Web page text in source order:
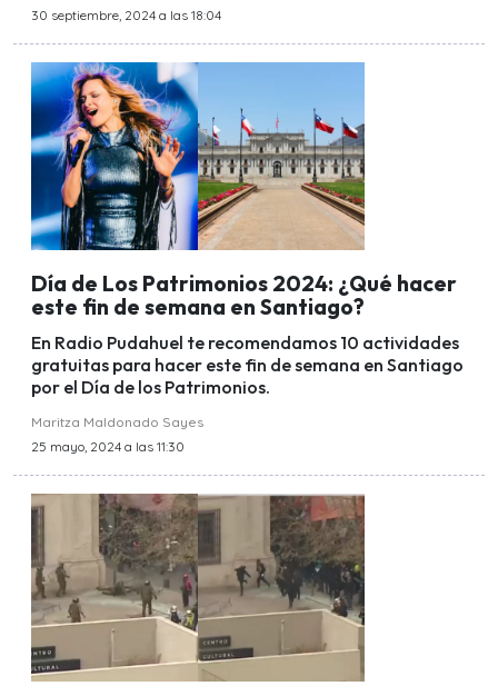
30 septiembre, 2024 a las 18:04
Día de Los Patrimonios 2024: ¿Qué hacer
este fin de semana en Santiago?
En Radio Pudahuel te recomendamos 10 actividades
gratuitas para hacer este fin de semana en Santiago
por el Día de los Patrimonios.
Maritza Maldonado Sayes
25 mayo, 2024 a las 11:30